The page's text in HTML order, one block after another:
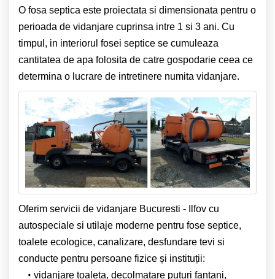
O fosa septica este proiectata si dimensionata pentru o
perioada de vidanjare cuprinsa intre 1 si 3 ani. Cu
timpul, in interiorul fosei septice se cumuleaza
cantitatea de apa folosita de catre gospodarie ceea ce
determina o lucrare de intretinere numita vidanjare.
Oferim servicii de vidanjare Bucuresti - Ilfov cu
autospeciale si utilaje moderne pentru fose septice,
toalete ecologice, canalizare, desfundare tevi si
conducte pentru persoane fizice și instituții:
vidanjare toaleta, decolmatare puturi fantani,